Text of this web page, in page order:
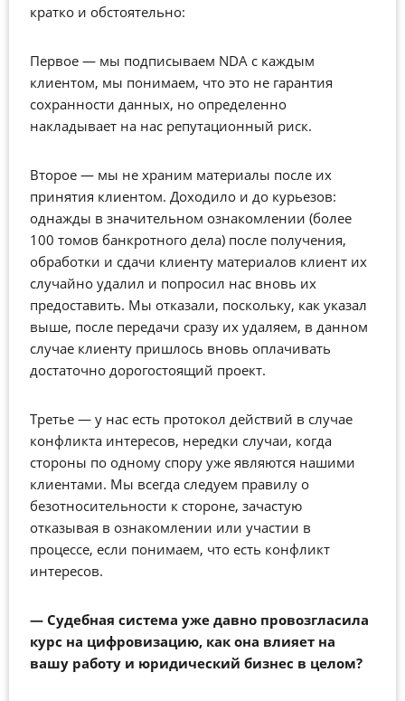
кратко и обстоятельно:
Первое — мы подписываем NDA с каждым
клиентом, мы понимаем, что это не гарантия
сохранности данных, но определенно
накладывает на нас репутационный риск.
Второе — мы не храним материалы после их
принятия клиентом. Доходило и до курьезов:
однажды в значительном ознакомлении (более
100 томов банкротного дела) после получения,
обработки и сдачи клиенту материалов клиент их
случайно удалил и попросил нас вновь их
предоставить. Мы отказали, поскольку, как указал
выше, после передачи сразу их удаляем, в данном
случае клиенту пришлось вновь оплачивать
достаточно дорогостоящий проект.
Третье — у нас есть протокол действий в случае
конфликта интересов, нередки случаи, когда
стороны по одному спору уже являются нашими
клиентами. Мы всегда следуем правилу о
безотносительности к стороне, зачастую
отказывая в ознакомлении или участии в
процессе, если понимаем, что есть конфликт
интересов.
— Судебная система уже давно провозгласила
курс на цифровизацию, как она влияет на
вашу работу и юридический бизнес в целом?